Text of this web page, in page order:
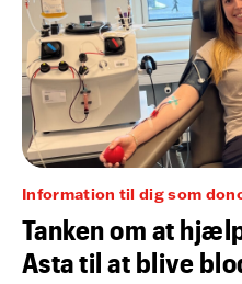
Information til dig som
Tanken om at
Asta til at blive